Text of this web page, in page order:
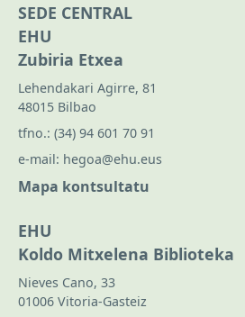
SEDE CENTRAL
EHU
Zubiria Etxea
Lehendakari Agirre, 81
48015 Bilbao
tfno.: (34) 94 601 70 91
e-mail: hegoa@ehu.eus
Mapa kontsultatu
EHU
Koldo Mitxelena Biblioteka
Nieves Cano, 33
01006 Vitoria-Gasteiz